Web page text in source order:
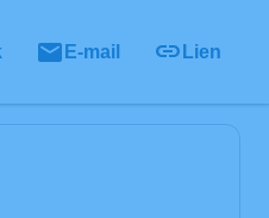
E-mail Lien